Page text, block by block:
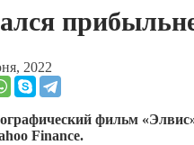
2022
фильм
Finance.